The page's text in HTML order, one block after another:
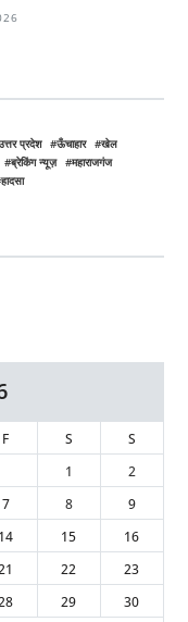
प्रदेश ऊँचाहार
खेल
ब्रेकिंग न्यूज़
महाराजगंज
हादसा
F S
S
1
2
7 8
9
14 15
16
22
23
29 30